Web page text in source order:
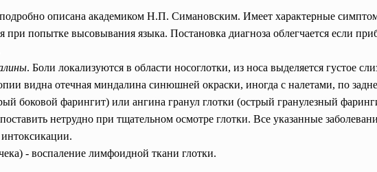
описана академиком Н.П. Симановским. Имеет характерные
при попытке высовывания языка. Постановка диагноза облегчается если
. Боли локализуются в области носоглотки, из носа выделяется густое
видна отечная миндалина синюшней окраски, иногда с налетами, по
боковой фарингит) или ангина гранул глотки (острый гранулезный
нетрудно при тщательном осмотре глотки. Все указанные
- воспаление лимфоидной ткани глотки.